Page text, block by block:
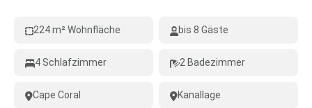
224 m² Wohnfläche bis 8 Gäste
4 Schlafzimmer 2 Badezimmer
Cape Coral Kanallage